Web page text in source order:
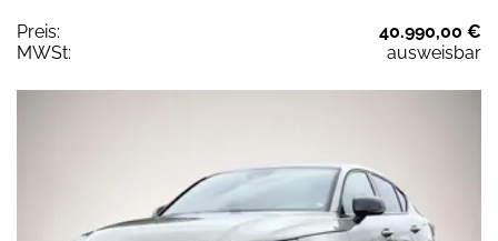
Preis:
40.990,00 €
MWSt:
ausweisbar